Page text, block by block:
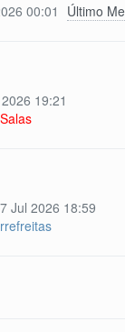
00:01 Último
19:21
Jul 2026 18:59